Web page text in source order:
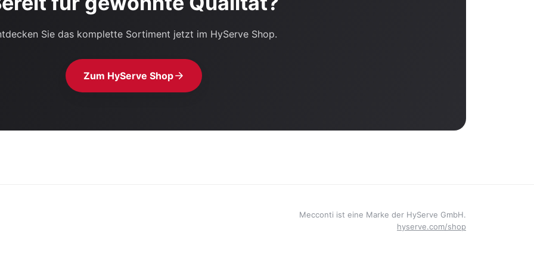
Sie das komplette Sortiment jetzt im HyServe Shop.
Zum HyServe Shop
Mecconti ist eine Marke der HyServe GmbH.
hyserve.com/shop